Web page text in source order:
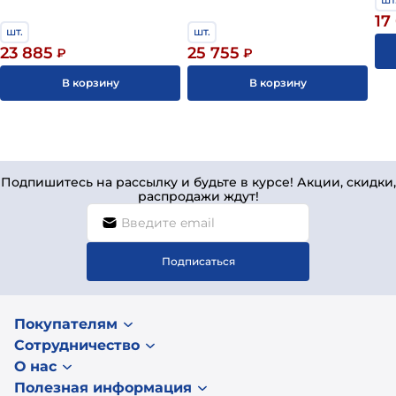
шт.
23 885 ₽
В корзину
шт.
25 755 ₽
В корзину
Подпишитесь на рассылку и будьте в курсе! Акции, скидки,
распродажи ждут!
Подписаться
Покупателям
Сотрудничество
О нас
Полезная информация